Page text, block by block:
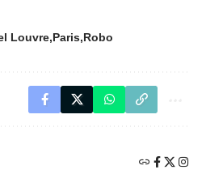
Louvre Paris Robo